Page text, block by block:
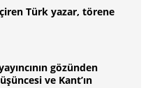
Türk yazar, törene
gözünden
ve Kant’ın